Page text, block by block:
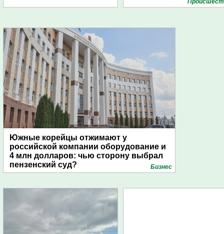
Южные корейцы отжимают у
российской компании оборудование и
4 млн долларов: чью сторону выбрал
пензенский суд?
Бизнес